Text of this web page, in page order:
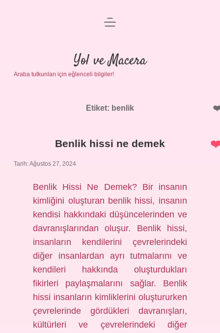
Anasayfa
Gizlilik Politikası
Yasal Uyarı
menüyü
Yol ve Macera
Araba tutkunları için eğlenceli bilgiler!
Etiket: benlik
Benlik hissi ne demek
Tarih: Ağustos 27, 2024
Benlik Hissi Ne Demek? Bir insanın
kimliğini oluşturan benlik hissi, insanın
kendisi hakkındaki düşüncelerinden ve
davranışlarından oluşur. Benlik hissi,
insanların kendilerini çevrelerindeki
diğer insanlardan ayrı tutmalarını ve
kendileri hakkında oluşturdukları
fikirleri paylaşmalarını sağlar. Benlik
hissi insanların kimliklerini oluştururken
çevrelerinde gördükleri davranışları,
kültürleri ve çevrelerindeki diğer